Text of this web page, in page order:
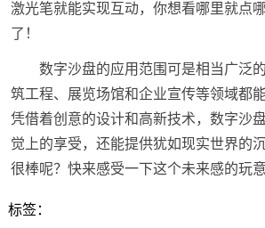
激光笔就能实现互动，你想看哪里就点
了！
数字沙盘的应用范围可是相当广泛
筑工程、展览场馆和企业宣传等领域都
凭借着创意的设计和高新技术，数字沙
觉上的享受，还能提供犹如现实世界的
很棒呢？快来感受一下这个未来感的玩意
标签：